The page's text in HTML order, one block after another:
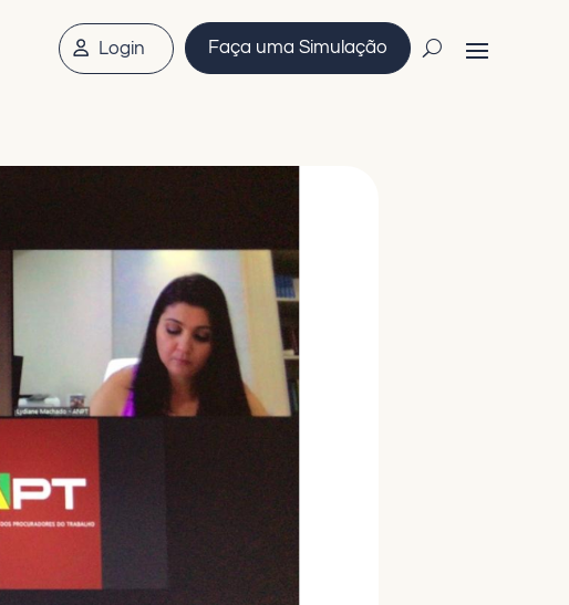
Login Faça uma Simulação